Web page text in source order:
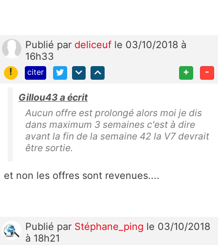
Publié par deliceuf le 03/10/2018 à
16h33
!
citer + -
Gillou43 a écrit
Aucun offre est prolongé alors moi je dis
dans maximum 3 semaines c'est à dire
avant la fin de la semaine 42 la V7 devrait
être sortie.
et non les offres sont revenues....
Publié par Stéphane_ping le 03/10/2018
à 18h21